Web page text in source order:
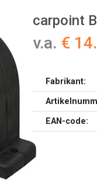
carpoint
v.a. €
Fabrikant:
EAN-code: